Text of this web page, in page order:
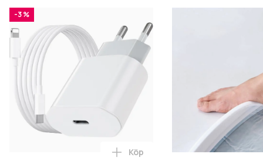
-3 %
Lägg till iPhone Snabbladdare
Köp